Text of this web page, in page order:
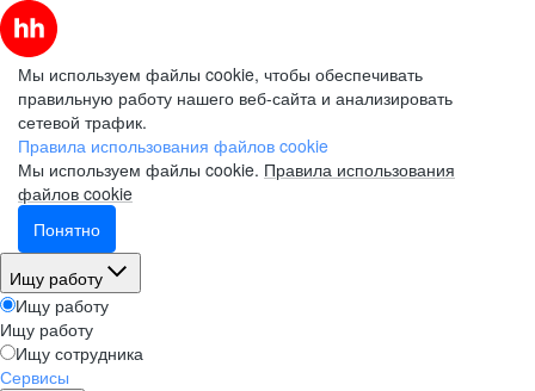
Мы используем файлы cookie, чтобы обеспечивать
правильную работу нашего веб-сайта и анализировать
сетевой трафик.
Правила использования файлов cookie
Мы используем файлы cookie. Правила использования
файлов cookie
Понятно
Ищу работу
Ищу работу
Ищу работу
Ищу сотрудника
Сервисы